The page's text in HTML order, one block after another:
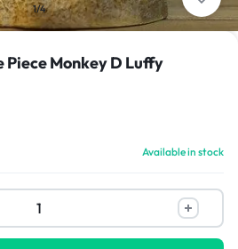
1/4
Monkey D Luffy
Available in stock